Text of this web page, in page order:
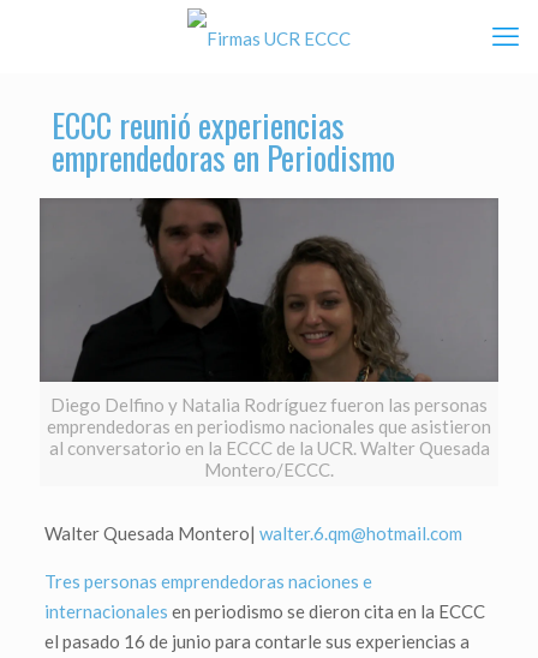
ECCC reunió experiencias
emprendedoras en Periodismo
Diego Delfino y Natalia Rodríguez fueron las personas
emprendedoras en periodismo nacionales que asistieron
al conversatorio en la ECCC de la UCR. Walter Quesada
Montero/ECCC.
Walter Quesada Montero| walter.6.qm@hotmail.com
Tres personas emprendedoras naciones e
internacionales en periodismo se dieron cita en la ECCC
el pasado 16 de junio para contarle sus experiencias a